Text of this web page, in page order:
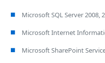
Microsoft SQL Server 2008,
Microsoft Internet
Microsoft SharePoint